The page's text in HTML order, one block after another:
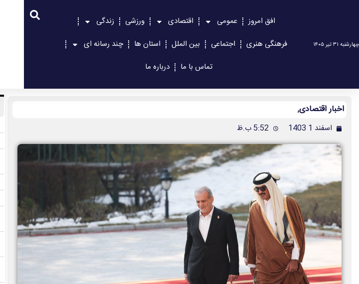
چهارشنبه ۳۱ تیر ۱۴۰۵
افق امروز عمومی اقتصادی ورزشی
زندگی
فرهنگی هنری
اجتماعی بین الملل استان ها
چند رسانه ای
تماس با ما
درباره ما
اخبار اقتصادی,
اسفند 1 1403 5:52 ب.ظ